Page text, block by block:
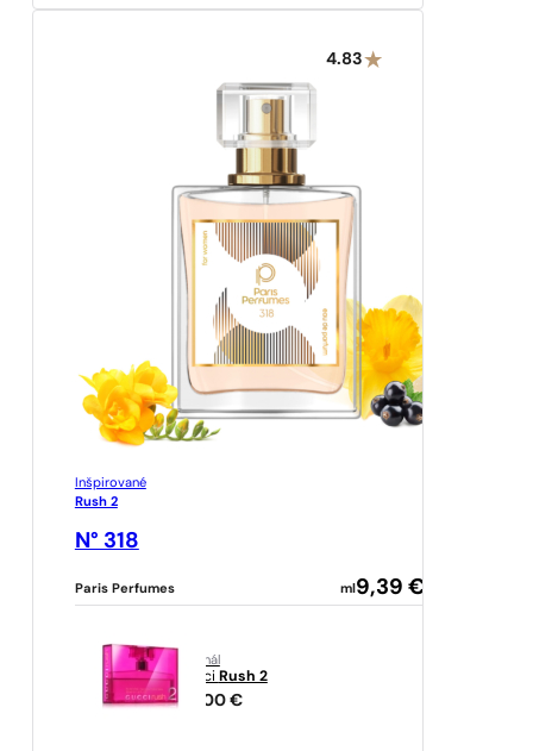
4.83
Inšpirované
Rush 2
N° 318
Paris Perfumes ml 9,39 €
originál
Gucci Rush 2
89,00 €